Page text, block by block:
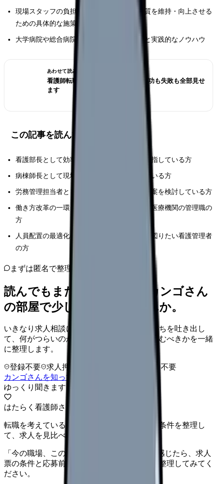
現場スタッフの負担を軽減しながら医療の質を維持・向上させる
ための具体的な施策
大学病院や総合病院での具体的な成功事例と実践的なノウハウ
あわせて読みたい
看護師転職のリアル体験談12選｜成功も失敗も全部見せ
ます
この記事を読んでほしい人
看護部長として効率的な人員配置の実現を目指している方
病棟師長として現場の負担軽減に取り組んでいる方
労務管理担当者として科学的な配置計画の立案を検討している方
働き方改革の一環として業務改善に取り組む医療機関の管理職の
方
人員配置の最適化によって職場環境の改善を図りたい看護管理者
の方
まずは匿名で整理
読んでもまだ苦しいなら、カンゴさん
の部屋で少し話してみませんか。
いきなり求人相談には進みません。今の気持ちを吐き出し
て、何がつらいのか、辞めるべきか、少し休むべきかを一緒
に整理します。
登録不要 求人押し売りなし
病院名は入力不要
カンゴさんを知ってから相談する
ゆっくり聞きます
はたらく看護師さん 求人
転職を考えている看護師さんへ。まずは希望条件を整理し
て、求人を見比べられます。
「今の職場、このままでいいのかな...」そう感じたら、求人
票の条件と応募前に確認したい不安を分けて整理してみてく
ださい。